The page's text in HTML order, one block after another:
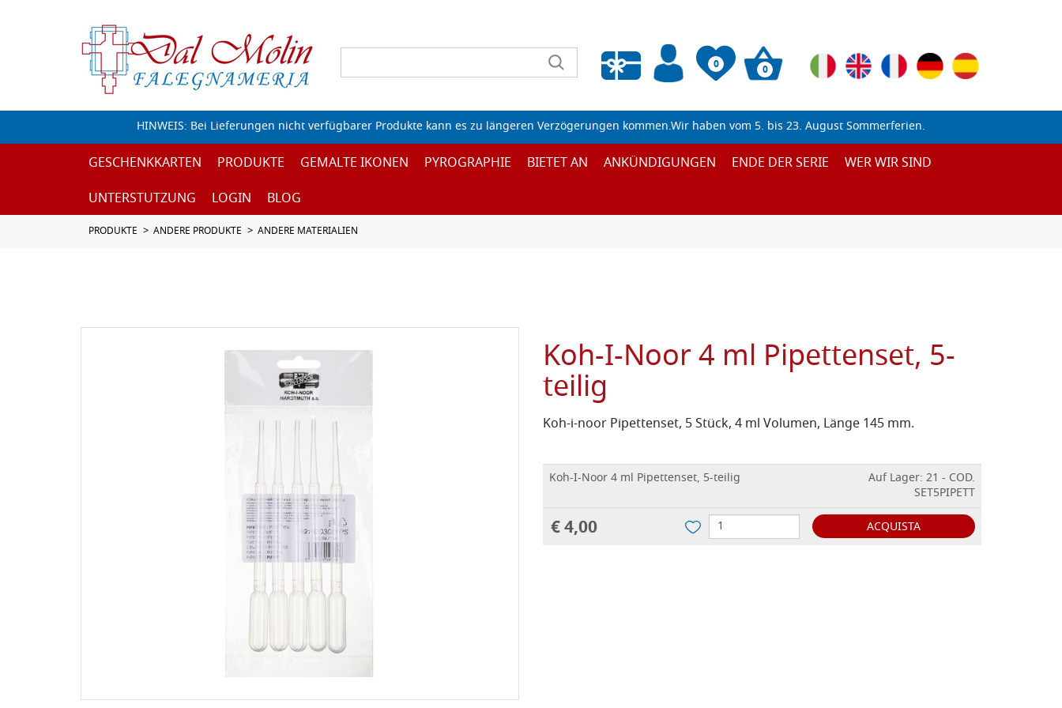
0
Wunschliste leeren
0
HINWEIS: Bei Lieferungen nicht verfügbarer Produkte kann es zu längeren Verzögerungen kommen.Wir haben vom 5. bis 23. August Sommerferien.
GESCHENKKARTEN PRODUKTE GEMALTE IKONEN PYROGRAPHIE BIETET AN ANKÜNDIGUNGEN ENDE DER SERIE
WER WIR SIND
UNTERSTUTZUNG
LOGIN BLOG
PRODUKTE ANDERE PRODUKTE ANDERE MATERIALIEN
Koh-I-Noor 4 ml Pipettenset, 5-
teilig
Koh-i-noor Pipettenset, 5 Stück, 4 ml Volumen, Länge 145 mm.
Koh-I-Noor 4 ml Pipettenset, 5-teilig
Auf Lager: 21 - COD.
SET5PIPETT
€ 4,00 ACQUISTA